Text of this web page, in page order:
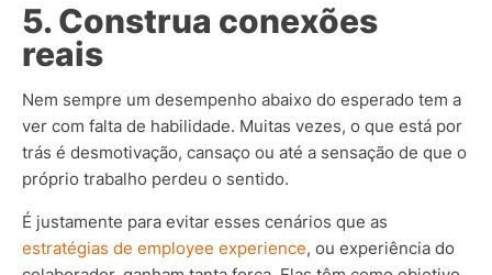
5.Construa conexões
reais
Nem sempre um desempenho abaixo do esperado tem a
ver com falta de habilidade. Muitas vezes, o que está por
trás é desmotivação, cansaço ou até a sensação de que o
próprio trabalho perdeu o sentido.
É justamente para evitar esses cenários que as
estratégias de employee experience, ou experiência do